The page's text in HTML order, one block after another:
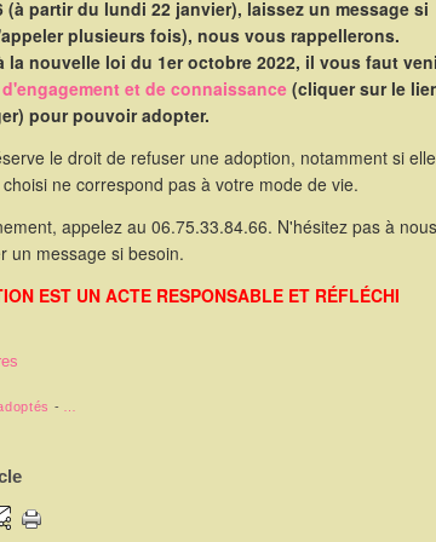
(à partir du lundi 22 janvier), laissez un message si
plusieurs fois), nous vous rappellerons.
la nouvelle loi du 1er octobre 2022, il vous faut
et de connaissance (cliquer sur le
pour pouvoir adopter.
le droit de refuser une adoption, notamment si elle
ne correspond pas à votre mode de vie.
appelez au 06.75.33.84.66. N'hésitez pas à nous
un message si besoin.
EST UN ACTE RESPONSABLE ET RÉFLÉCHI
-